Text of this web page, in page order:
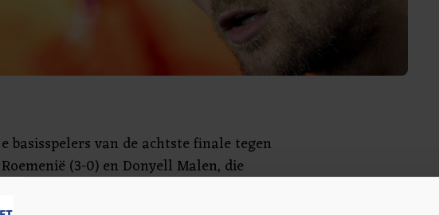
e basisspelers van de achtste finale tegen
Roemenië (3-0) en Donyell Malen, die